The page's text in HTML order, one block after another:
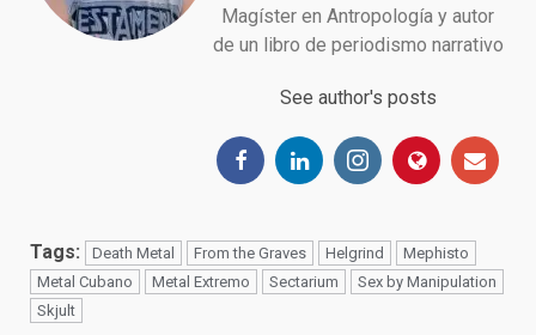
Magíster en Antropología y autor
de un libro de periodismo narrativo
See author's posts
Tags: Death Metal From the Graves Helgrind
Mephisto
Metal Cubano
Metal Extremo Sectarium
Sex by Manipulation
Skjult